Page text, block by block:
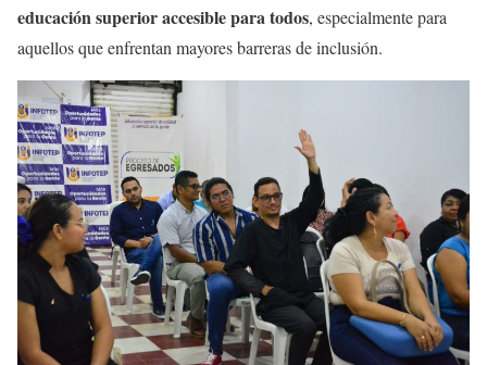
educación superior accesible para todos, especialmente para
aquellos que enfrentan mayores barreras de inclusión.